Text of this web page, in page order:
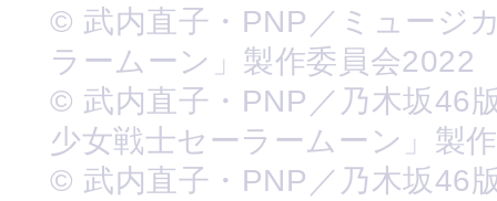
© 武内直子・PNP／ミュージ
ラームーン」製作委員会2022
© 武内直子・PNP／乃木坂46
少女戦士セーラームーン」製
© 武内直子・PNP／乃木坂46